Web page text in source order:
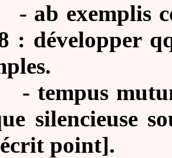
ab exemplis
: développer
tempus
silencieuse
point].